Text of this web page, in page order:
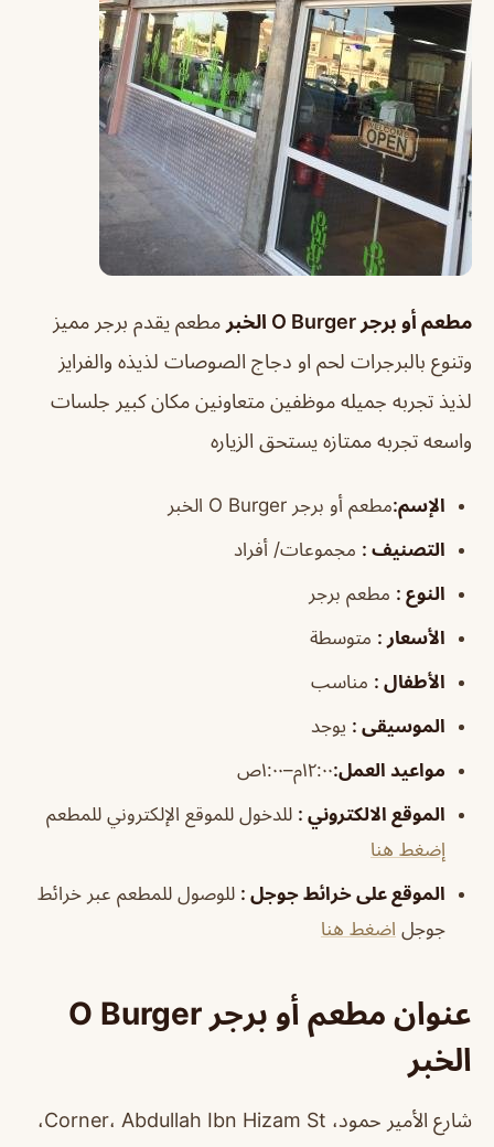
مطعم أو برجر O Burger الخبر
مطعم يقدم برجر مميز
وتنوع بالبرجرات لحم او دجاج الصوصات لذيذه والفرايز
لذيذ تجربه جميله موظفين متعاونين مكان كبير جلسات
واسعه تجربه ممتازه يستحق الزياره
الإسم:مطعم أو برجر O Burger الخبر
التصنيف : مجموعات/ أفراد
النوع : مطعم برجر
الأسعار : متوسطة
الأطفال : مناسب
الموسيقى : يوجد
مواعيد العمل:١٢:٠٠م–١:٠٠ص
الموقع الالكتروني : للدخول للموقع الإلكتروني للمطعم
إضغط هنا
الموقع على خرائط جوجل : للوصول للمطعم عبر خرائط
جوجل اضغط هنا
عنوان مطعم أو برجر O Burger
الخبر
شارع الأمير حمود، Corner، Abdullah Ibn Hizam St،